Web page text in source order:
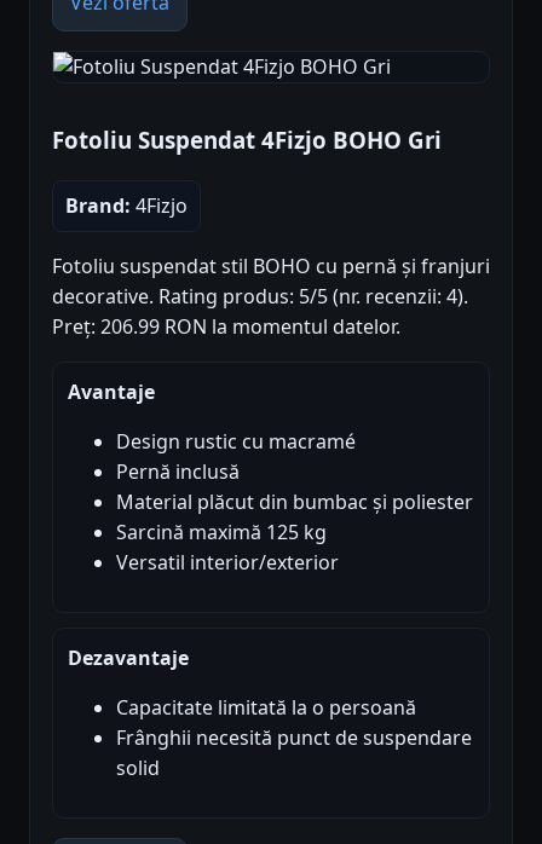
Fotoliu Suspendat 4Fizjo BOHO Gri
Brand: 4Fizjo
Fotoliu suspendat stil BOHO cu pernă și franjuri
decorative. Rating produs: 5/5 (nr. recenzii: 4).
Preț: 206.99 RON la momentul datelor.
Avantaje
Design rustic cu macramé
Pernă inclusă
Material plăcut din bumbac și poliester
Sarcină maximă 125 kg
Versatil interior/exterior
Dezavantaje
Capacitate limitată la o persoană
Frânghii necesită punct de suspendare
solid